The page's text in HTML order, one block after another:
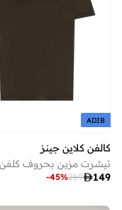
ADIB
كالفن كلاين جينز
149
269
-45%